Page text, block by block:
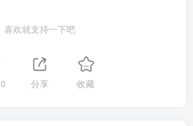
喜欢就支持一下吧
0 分享 收藏